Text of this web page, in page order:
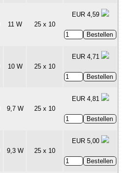
11 W 25 x 10
EUR 4,59
10 W 25 x 10
EUR 4,71
9,7 W 25 x 10
EUR 4,81
9,3 W 25 x 10
EUR 5,00